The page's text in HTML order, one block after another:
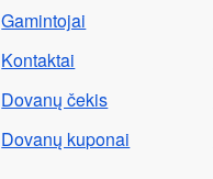
Gamintojai
Kontaktai
Dovanų čekis
Dovanų kuponai